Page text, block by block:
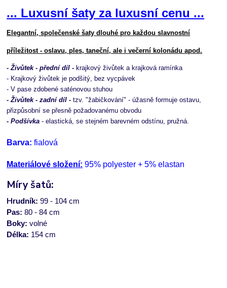
... Luxusní šaty za luxusní cenu ...
Elegantní, společenské šaty dlouhé pro každou slavnostní
příležitost - oslavu, ples, taneční, ale i večerní kolonádu apod.
- Živůtek - přední díl - krajkový živůtek a krajková ramínka
- Krajkový živůtek je podšitý, bez vycpávek
- V pase zdobené saténovou stuhou
- Živůtek - zadní díl -tzv. "žabičkování" - úžasně formuje ostavu,
přizpůsobní se přesně požadovanému obvodu
- Podšívka - elastická, se stejném barevném odstínu, pružná.
Barva: fialová
Materiálové složení: 95% polyester + 5% elastan
Míry šatů:
Hrudník:99 - 104 cm
Pas: 80 - 84 cm
Boky:volné
Délka: 154 cm